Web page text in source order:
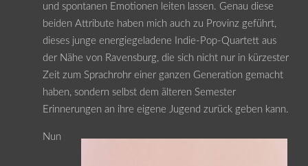
und spontanen Emotionen leiten lassen. Genau diese
beiden Attribute haben mich auch zu Provinz geführt,
dieses junge energiegeladene Indie-Pop-Quartett aus
der Nähe von Ravensburg, die sich nicht nur in kürzester
Zeit zum Sprachrohr einer ganzen Generation gemacht
haben, sondern selbst dem älteren Semester
Erinnerungen an ihre eigene Jugend zurück geben kann.
Nun